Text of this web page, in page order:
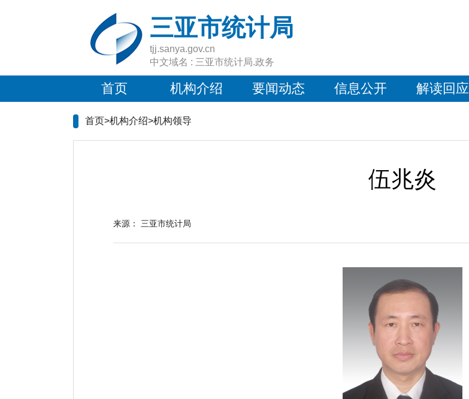
三亚市统计局
tjj.sanya.gov.cn
中文域名 : 三亚市统计局.政务
首页 机构介绍 要闻动态 信息公开 解读回应
首页>机构介绍>机构领导
伍兆炎
来源： 三亚市统计局